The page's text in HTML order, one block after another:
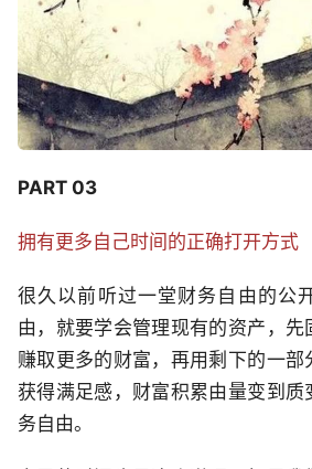
PART 03
拥有更多自己时间的正确打开方式
很久以前听过一堂财务自由的公
由，就要学会管理现有的资产，先
赚取更多的财富，再用剩下的一
获得满足感，财富积累由量变到
务自由。